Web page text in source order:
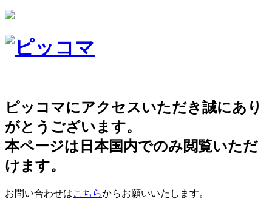
ピッコマにアクセスいただき誠にあり
がとうございます。
本ページは日本国内でのみ閲覧いただ
けます。
お問い合わせはこちらからお願いいたします。